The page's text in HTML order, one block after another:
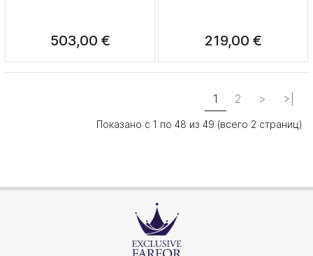
503,00 € 219,00 €
1 2 > >|
Показано с 1 по 48 из 49 (всего 2 страниц)